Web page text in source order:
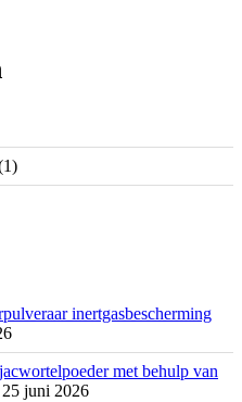
inertgasbescherming
met behulp van
25 juni 2026